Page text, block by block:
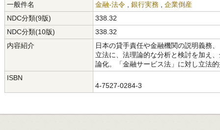
一般件名
金融-法令 銀行実務
企業倒産
NDC分類(9版)
338.32
NDC分類(10版)
338.32
内容紹介
日本の貸手責任や金融機関の説明義務
立法に、法理論的な分析と検討を加え
論化。「金融サービス法」に対し立法
ISBN
4-7527-0284-3